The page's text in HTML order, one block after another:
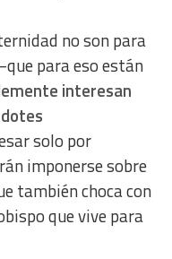
no son para
para eso están
interesan
solo por
imponerse sobre
también choca con
que vive para
actively requested